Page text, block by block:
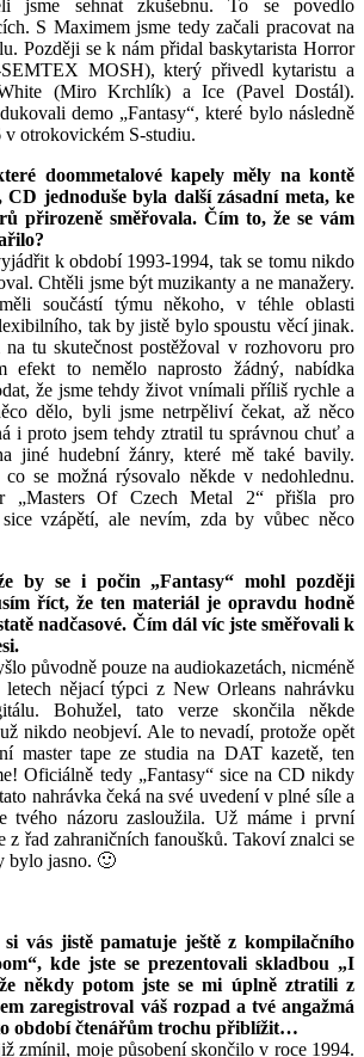
jsme sehnat zkušebnu. To se povedlo
S Maximem jsme tedy začali pracovat na
Později se k nám přidal baskytarista Horror
MOSH), který přivedl kytaristu a
(Miro Krchlík) a Ice (Pavel Dostál).
demo „Fantasy“, které bylo následně
v otrokovickém S-studiu.
doommetalové kapely měly na kontě
jednoduše byla další zásadní meta, ke
přirozeně směřovala. Čím to, že se vám
k období 1993-1994, tak se tomu nikdo
Chtěli jsme být muzikanty a ne manažery.
součástí týmu někoho, v téhle oblasti
tak by jistě bylo spoustu věcí jinak.
tu skutečnost postěžoval v rozhovoru pro
efekt to nemělo naprosto žádný, nabídka
že jsme tehdy život vnímali příliš rychle a
dělo, byli jsme netrpěliví čekat, až něco
i proto jsem tehdy ztratil tu správnou chuť a
jiné hudební žánry, které mě také bavily.
se možná rýsovalo někde v nedohlednu.
„Masters Of Czech Metal 2“ přišla pro
vzápětí, ale nevím, zda by vůbec něco
by se i počin „Fantasy“ mohl později
říct, že ten materiál je opravdu hodně
nadčasové. Čím dál víc jste směřovali k
původně pouze na audiokazetách, nicméně
letech nějací týpci z New Orleans nahrávku
Bohužel, tato verze skončila někde
nikdo neobjeví. Ale to nevadí, protože opět
master tape ze studia na DAT kazetě, ten
Oficiálně tedy „Fantasy“ sice na CD nikdy
nahrávka čeká na své uvedení v plné síle a
tvého názoru zasloužila. Už máme i první
z řad zahraničních fanoušků. Takoví znalci se
bylo jasno. 🙂
si vás jistě pamatuje ještě z kompilačního
kde jste se prezentovali skladbou „I
někdy potom jste se mi úplně ztratili z
zaregistroval váš rozpad a tvé angažmá
období čtenářům trochu přiblížit…
zmínil, moje působení skončilo v roce 1994.